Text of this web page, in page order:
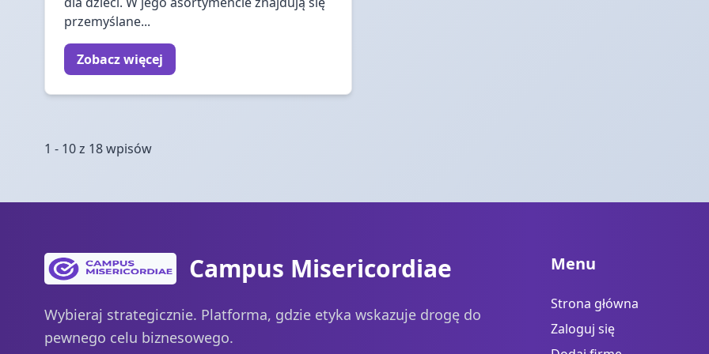
przemyślane...
Zobacz więcej
1 - 10 z 18 wpisów
Campus Misericordiae
Wybieraj strategicznie. Platforma, gdzie etyka wskazuje drogę do
pewnego celu biznesowego.
Menu
Strona główna
Zaloguj się